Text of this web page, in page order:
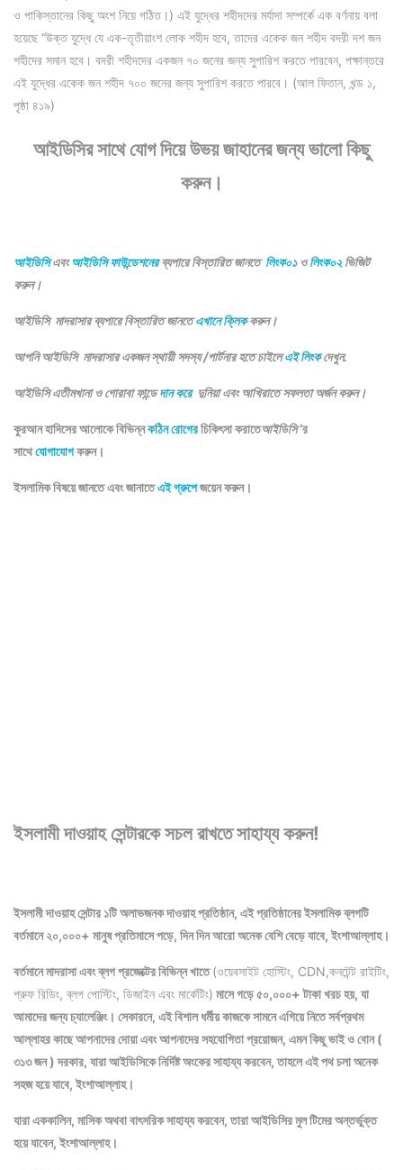
ও পাকিস্তানের কিছু অংশ নিয়ে গঠিত।) এই যুদ্ধের শহীদদের মর্যাদা সম্পর্কে এক বর্ণনায় বলা
হয়েছে “উক্ত যুদ্ধে যে এক-তৃতীয়াংশ লোক শহীদ হবে, তাদের একেক জন শহীদ বদরী দশ জন
শহীদের সমান হবে। বদরী শহীদদের একজন ৭০ জনের জন্য সুপারিশ করতে পারবেন, পক্ষান্তরে
এই যুদ্ধের একেক জন শহীদ ৭০০ জনের জন্য সুপারিশ করতে পারবে। (আল ফিতান, খন্ড ১,
পৃষ্ঠা ৪১৯)
আইডিসির সাথে যোগ দিয়ে উভয় জাহানের জন্য ভালো কিছু
করুন।
আইডিসিএবংআইডিসি ফাউন্ডেশনেরব্যপারে বিস্তারিত জানতে লিংক০১ওলিংক০২ ভিজিট
করুন।
আইডিসি মাদরাসার ব্যপারে বিস্তারিত জানতেএখানে ক্লিককরুন।
আপনি আইডিসি মাদরাসার একজন স্থায়ী সদস্য /পার্টনার হতে চাইলেএই লিংকদেখুন.
আইডিসি এতীমখানা ও গোরাবা ফান্ডেদান করে দুনিয়া এবং আখিরাতে সফলতা অর্জন করুন।
কুরআন হাদিসের আলোকে বিভিন্নকঠিন রোগেরচিকিৎসা করাতেআইডিসি‘র
সাথেযোগাযোগকরুন।
ইসলামিক বিষয়ে জানতে এবং জানাতেএই গ্রুপেজয়েন করুন।
ইসলামী দাওয়াহ সেন্টারকে সচল রাখতে সাহায্য করুন!
ইসলামী দাওয়াহ সেন্টার ১টি অলাভজনক দাওয়াহ প্রতিষ্ঠান, এই প্রতিষ্ঠানের ইসলামিক ব্লগটি
বর্তমানে ২০,০০০+ মানুষ প্রতিমাসে পড়ে, দিন দিন আরো অনেক বেশি বেড়ে যাবে, ইংশাআল্লাহ।
বর্তমানে মাদরাসা এবং ব্লগ প্রজেক্টের বিভিন্ন খাতে(ওয়েবসাইট হোস্টিং, CDN,কনটেন্ট রাইটিং,
প্রুফ রিডিং, ব্লগ পোস্টিং, ডিজাইন এবং মার্কেটিং) মাসে গড়ে ৫০,০০০+ টাকা খরচ হয়, যা
আমাদের জন্য চ্যালেঞ্জিং। সেকারনে, এই বিশাল ধর্মীয় কাজকে সামনে এগিয়ে নিতে সর্বপ্রথম
আল্লাহর কাছে আপনাদের দোয়া এবং আপনাদের সহযোগিতা প্রয়োজন, এমন কিছু ভাই ও বোন (
৩১৩ জন ) দরকার, যারা আইডিসিকে নির্দিষ্ট অংকের সাহায্য করবেন, তাহলে এই পথ চলা অনেক
সহজ হয়ে যাবে, ইংশাআল্লাহ।
যারা এককালিন, মাসিক অথবা বাৎসরিক সাহায্য করবেন, তারা আইডিসির মুল টিমের অন্তর্ভুক্ত
হয়ে যাবেন, ইংশাআল্লাহ।